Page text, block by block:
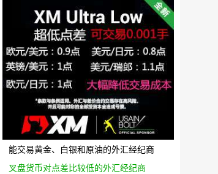
能交易黄金、白银和原油的外汇经纪商
叉盘货币对点差比较低的外汇经纪商